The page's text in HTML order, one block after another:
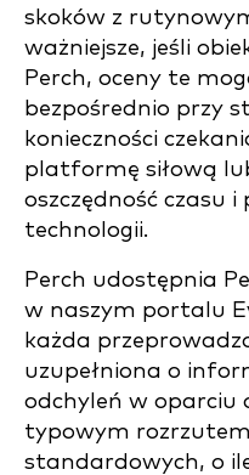
skoków z
ważniejsze, jeśli
Perch, oceny te
bezpośrednio przy
konieczności
platformę siłową
oszczędność czasu
technologii.
Perch udostępnia
w naszym portalu
każda
uzupełniona o
odchyleń w oparciu
typowym
standardowych, o